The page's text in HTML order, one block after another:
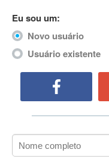
ActionScript 3
Active Directory
ActiveCollab
ActiveX
ActiveX Data Objects (ADO)
Ada
Adianti Framework
ADK
Administração
Eu sou um:
Novo usuário
Usuário existente